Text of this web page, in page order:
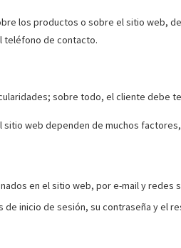
los productos o sobre el sitio web,
teléfono de contacto.
sobre todo, el cliente debe
web dependen de muchos
en el sitio web, por e-mail y redes
inicio de sesión, su contraseña y el